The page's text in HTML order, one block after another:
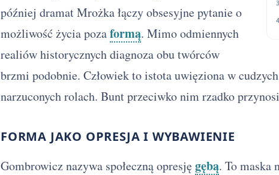
później dramat Mrożka łączy obsesyjne pytanie o
możliwość życia pozaformą. Mimo odmiennych
realiów historycznych diagnoza obu twórców
brzmi podobnie. Człowiek to istota uwięziona w
narzuconych rolach. Bunt przeciwko nim rzadko
FORMA JAKO OPRESJA I WYBAWIENIE
Gombrowicz nazywa społeczną opresję gębą. To maska